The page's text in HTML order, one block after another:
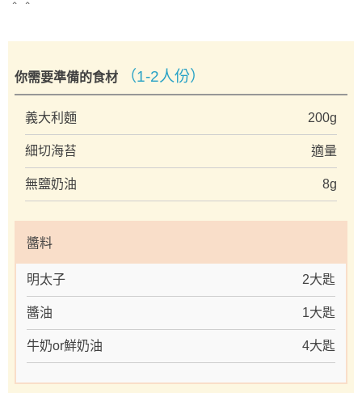
你需要準備的食材 （1-2人份）
義大利麵 200g
細切海苔 適量
無鹽奶油 8g
醬料
明太子 2大匙
醬油 1大匙
牛奶or鮮奶油 4大匙